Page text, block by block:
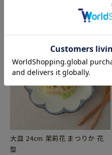
大皿 24cm 茉莉花 まつりか 花
型